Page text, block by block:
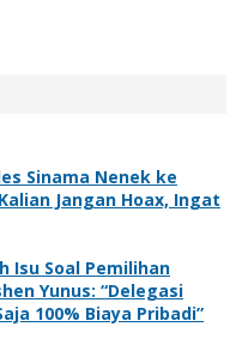
Sinama Nenek ke
Jangan Hoax, Ingat
Isu Soal Pemilihan
Yunus: “Delegasi
100% Biaya Pribadi”